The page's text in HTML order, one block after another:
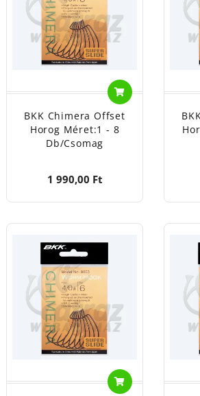
BKK Chimera Offset
Horog Méret:1 - 8
Db/csomag
1 990,00 Ft